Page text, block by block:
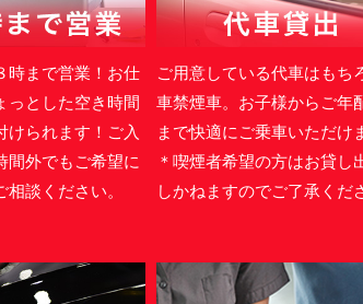
時まで営業！お仕
っとした空き時間
けられます！ご入
間外でもご希望に
談ください。
ご用意している代車はもち
車禁煙車。お子様からご年
まで快適にご乗車いただけ
＊喫煙者希望の方はお貸し
しかねますのでご了承くだ